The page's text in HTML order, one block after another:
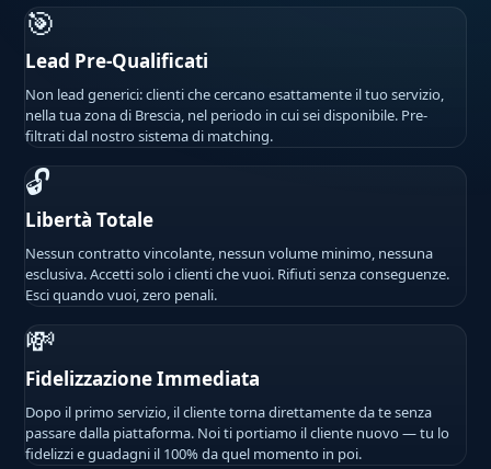
🎯
Lead Pre-Qualificati
Non lead generici: clienti che cercano esattamente il tuo servizio,
nella tua zona di Brescia, nel periodo in cui sei disponibile. Pre-
filtrati dal nostro sistema di matching.
🔓
Libertà Totale
Nessun contratto vincolante, nessun volume minimo, nessuna
esclusiva. Accetti solo i clienti che vuoi. Rifiuti senza conseguenze.
Esci quando vuoi, zero penali.
💸
Fidelizzazione Immediata
Dopo il primo servizio, il cliente torna direttamente da te senza
passare dalla piattaforma. Noi ti portiamo il cliente nuovo — tu lo
fidelizzi e guadagni il 100% da quel momento in poi.